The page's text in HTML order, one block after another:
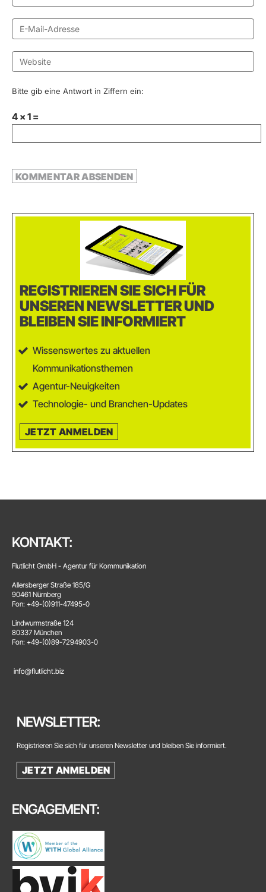
Bitte gib eine Antwort in Ziffern ein:
4 × 1 =
REGISTRIEREN SIE SICH FÜR
UNSEREN NEWSLETTER UND
BLEIBEN SIE INFORMIERT
Wissenswertes zu aktuellen
Kommunikationsthemen
Agentur-Neuigkeiten
Technologie- und Branchen-Updates
JETZT ANMELDEN
KONTAKT:
Flutlicht GmbH - Agentur für Kommunikation
Allersberger Straße 185/G
90461 Nürnberg
Fon: +49-(0)911-47495-0
Lindwurmstraße 124
80337 München
Fon: +49-(0)89-7294903-0
info@flutlicht.biz
NEWSLETTER:
Registrieren Sie sich für unseren Newsletter und bleiben Sie informiert.
JETZT ANMELDEN
ENGAGEMENT: